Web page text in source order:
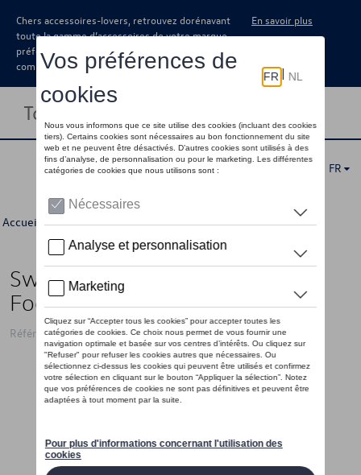
Chers accessoires-lovers, retrouvez dorénavant
toute la gamme d’accessoires de votre marque
préférée sous forme de catalogue à
commander auprès de votre concessionaire.
En savoir plus
Toggle navigation
FR
Accueil >Pour vous >Football Collection > Détail
Sweat à capuche VW « We Drive
Football », bleu - XS
Référence: 3B6084130 530